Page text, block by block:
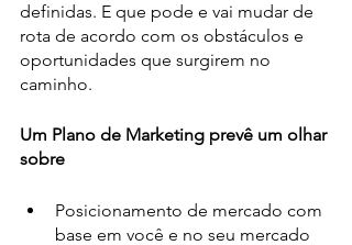
definidas. E que pode e vai mudar de
rota de acordo com os obstáculos e
oportunidades que surgirem no
caminho.
Um Plano de Marketing prevê um olhar
sobre
Posicionamento de mercado com
base em você e no seu mercado